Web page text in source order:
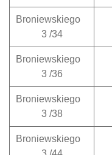
Broniewskiego
3 /34
Broniewskiego
3 /36
Broniewskiego
3 /38
Broniewskiego